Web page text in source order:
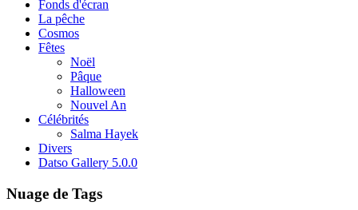
Fonds d'écran
La pêche
Cosmos
Fêtes
Noël
Pâque
Halloween
Nouvel An
Célébrités
Salma Hayek
Divers
Datso Gallery 5.0.0
Nuage de Tags